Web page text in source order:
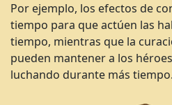
Por ejemplo, los efectos de
tiempo para que actúen las
tiempo, mientras que la
pueden mantener a los
luchando durante más tiempo.